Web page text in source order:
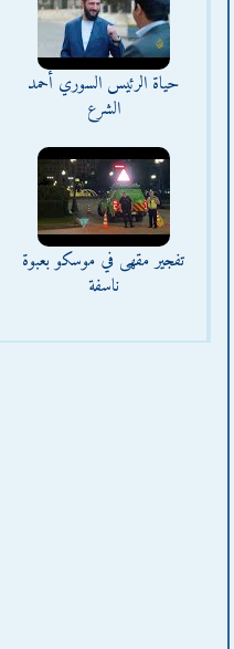
حياة الرئيس السوري أحمد
الشرع
تفجير مقهى في موسكو بعبوة
ناسفة